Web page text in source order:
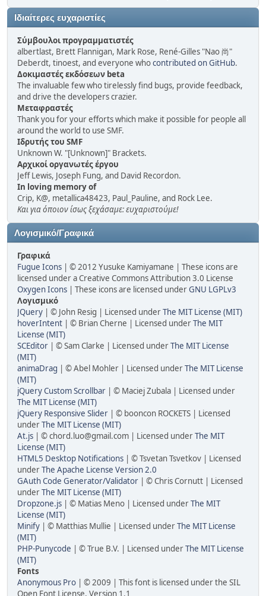
Ιδιαίτερες ευχαριστίες
Σύμβουλοι προγραμματιστές
albertlast, Brett Flannigan, Mark Rose, René-Gilles "Nao 尚"
Deberdt, tinoest, and everyone whocontributed on GitHub.
Δοκιμαστές εκδόσεων beta
The invaluable few who tirelessly find bugs, provide feedback,
and drive the developers crazier.
Μεταφραστές
Thank you for your efforts which make it possible for people all
around the world to use SMF.
Ιδρυτής του SMF
Unknown W. "[Unknown]" Brackets.
Αρχικοί οργανωτές έργου
Jeff Lewis, Joseph Fung, and David Recordon.
In loving memory of
Crip, K@, metallica48423, Paul_Pauline, and Rock Lee.
Και για όποιον ίσως ξεχάσαμε: ευχαριστούμε!
Λογισμικό/Γραφικά
Γραφικά
Fugue Icons | © 2012 Yusuke Kamiyamane | These icons are
licensed under a Creative Commons Attribution 3.0 License
Oxygen Icons | These icons are licensed underGNU LGPLv3
Λογισμικό
JQuery | © John Resig | Licensed underThe MIT License (MIT)
hoverIntent | © Brian Cherne | Licensed underThe MIT
License (MIT)
SCEditor | © Sam Clarke | Licensed underThe MIT License
(MIT)
animaDrag | © Abel Mohler | Licensed underThe MIT License
(MIT)
jQuery Custom Scrollbar | © Maciej Zubala | Licensed under
The MIT License (MIT)
jQuery Responsive Slider | © booncon ROCKETS | Licensed
underThe MIT License (MIT)
At.js | © chord.luo@gmail.com | Licensed underThe MIT
License (MIT)
HTML5 Desktop Notifications | © Tsvetan Tsvetkov | Licensed
underThe Apache License Version 2.0
GAuth Code Generator/Validator | © Chris Cornutt | Licensed
underThe MIT License (MIT)
Dropzone.js | © Matias Meno | Licensed underThe MIT
License (MIT)
Minify | © Matthias Mullie | Licensed underThe MIT License
(MIT)
PHP-Punycode | © True B.V. | Licensed underThe MIT License
(MIT)
Fonts
Anonymous Pro | © 2009 | This font is licensed under the SIL
Open Font License, Version 1.1